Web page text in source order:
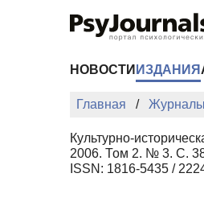
НОВОСТИ ИЗДАНИЯ
Главная Журналы
Культурно-
2006. Том 2. № 3. С.
ISSN: 1816-5435 /